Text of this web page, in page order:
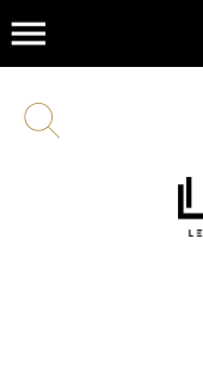
menu